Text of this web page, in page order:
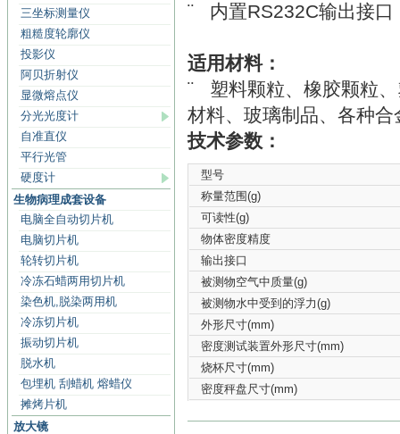
三坐标测量仪
粗糙度轮廓仪
投影仪
阿贝折射仪
显微熔点仪
分光光度计
自准直仪
平行光管
硬度计
生物病理成套设备
电脑全自动切片机
电脑切片机
轮转切片机
冷冻石蜡两用切片机
染色机,脱染两用机
冷冻切片机
振动切片机
脱水机
包埋机 刮蜡机 熔蜡仪
摊烤片机
放大镜
¨ 内置RS232C输出接口
适用材料：
¨ 塑料颗粒、橡胶颗粒
材料、玻璃制品、各种
技术参数：
型号
称量范围(g)
可读性(g)
物体密度精度
输出接口
被测物空气中质量(g)
被测物水中受到的浮力(g)
外形尺寸(mm)
密度测试装置外形尺寸(mm)
烧杯尺寸(mm)
密度秤盘尺寸(mm)